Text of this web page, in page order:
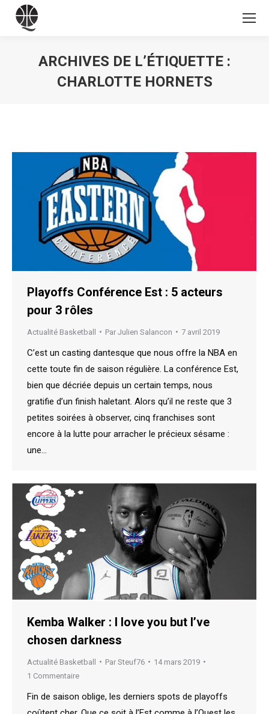
ARCHIVES DE L’ÉTIQUETTE :
CHARLOTTE HORNETS
Playoffs Conférence Est : 5 acteurs
pour 3 rôles
Actualité Basketball Par Julien Salancon 7 avril 2019
C’est un casting dantesque que nous offre la NBA en
cette toute fin de saison régulière. La conférence Est,
bien que décriée depuis un certain temps, nous
gratifie d’un finish haletant. Alors qu’il ne reste que 3
petites soirées à observer, cinq franchises sont
encore à la lutte pour arracher le précieux sésame :
une…
Kemba Walker : I love you but I’ve
chosen darkness
Actualité Basketball Par Steuf76
14 mars 2019
1 Commentaire
Fin de saison oblige, les derniers spots de playoffs